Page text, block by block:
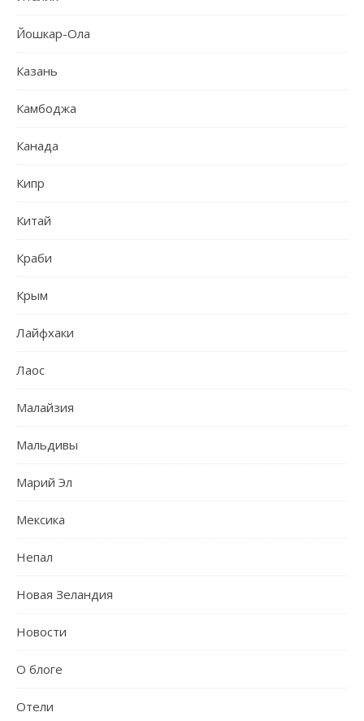
Йошкар-Ола
Казань
Камбоджа
Канада
Кипр
Китай
Краби
Крым
Лайфхаки
Лаос
Малайзия
Мальдивы
Марий Эл
Мексика
Непал
Новая Зеландия
Новости
О блоге
Отели